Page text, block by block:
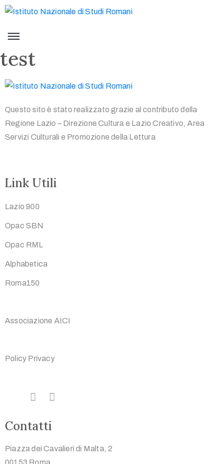
test
Questo sito è stato realizzato grazie al contributo della
Regione Lazio – Direzione Cultura e Lazio Creativo, Area
Servizi Culturali e Promozione della Lettura
Link Utili
Lazio 900
Opac SBN
Opac RML
Alphabetica
Roma150
Associazione AICI
Policy Privacy
Contatti
Piazza dei Cavalieri di Malta, 2
00153 Roma